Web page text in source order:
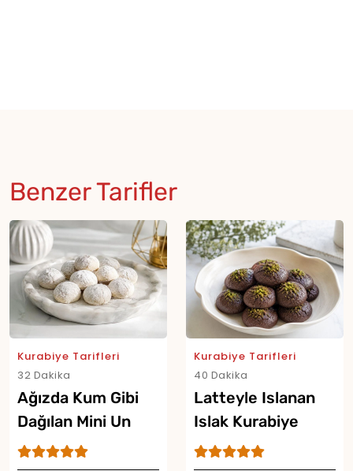
Benzer Tarifler
Kurabiye Tarifleri
32 Dakika
Ağızda Kum Gibi
Dağılan Mini Un
Kurabiyesi Tarifi
Kurabiye Tarifleri
40 Dakika
Latteyle Islanan
Islak Kurabiye
Tarifi